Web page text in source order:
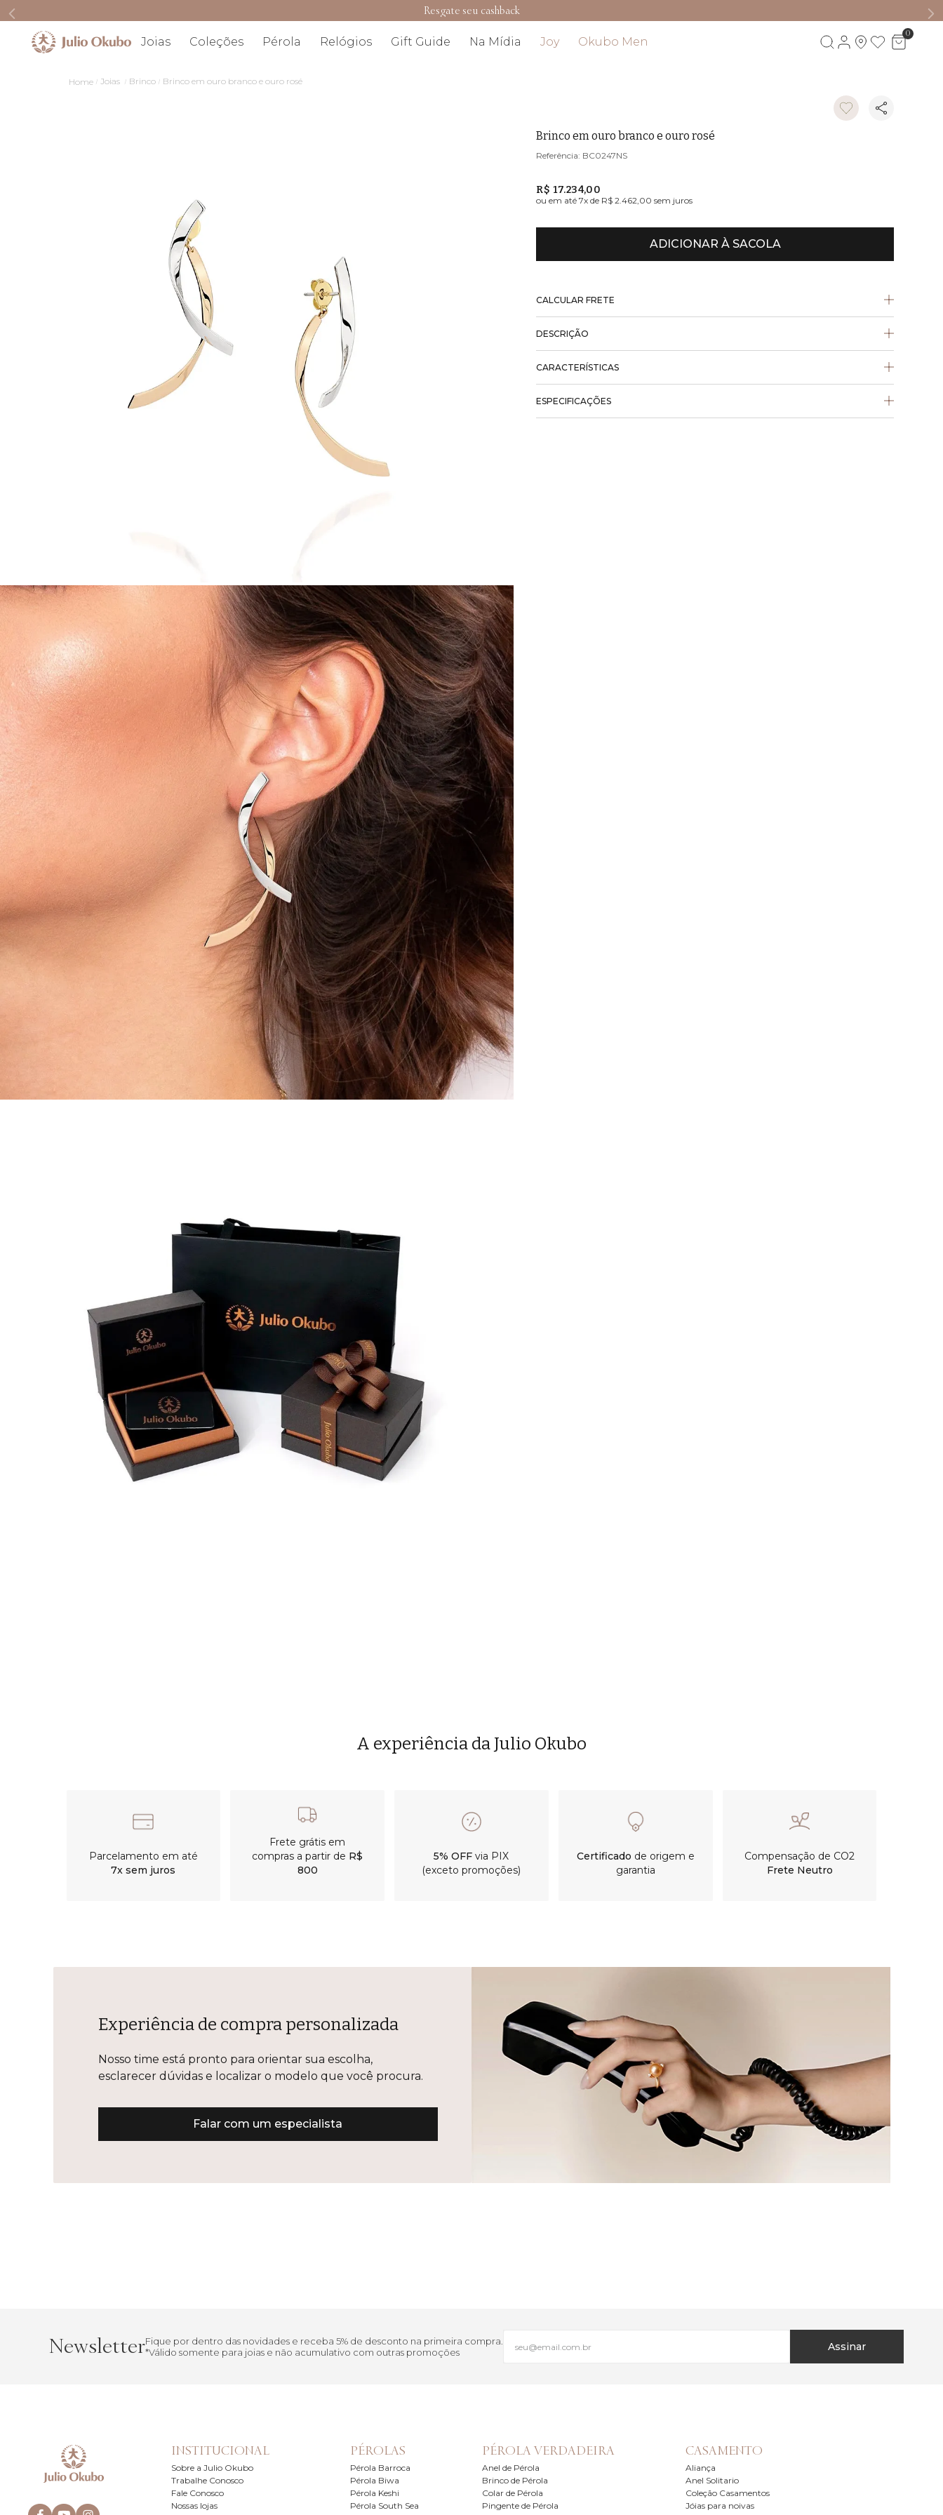
Resgate seu cashback
Joias Coleções Pérola Relógios Gift Guide Na Mídia Joy Okubo Men
0
Joias Brinco Brinco em ouro branco e ouro rosé
Brinco em ouro branco e ouro rosé
BC0247NS
R$ 17.234,00
ou em até7x de R$ 2.462,00 sem juros
ADICIONAR À SACOLA
CALCULAR FRETE
DESCRIÇÃO
CARACTERÍSTICAS
ESPECIFICAÇÕES
A experiência da Julio Okubo
Parcelamento em até
7x sem juros
Frete grátis em
compras a partir de R$
800
5% OFF via PIX
(exceto promoções)
Certificado de origem e
garantia
Compensação de CO2
Frete Neutro
Experiência de compra personalizada
Nosso time está pronto para orientar sua escolha,
esclarecer dúvidas e localizar o modelo que você procura.
Falar com um especialista
NewsletterFique por dentro das novidades e receba 5% de desconto na primeira compra.
*Válido somente para joias e não acumulativo com outras promoções
Assinar
INSTITUCIONAL
Sobre a Julio Okubo
Trabalhe Conosco
Fale Conosco
Nossas lojas
PÉROLAS
Pérola Barroca
Pérola Biwa
Pérola Keshi
Pérola South Sea
PÉROLA VERDADEIRA
Anel de Pérola
Brinco de Pérola
Colar de Pérola
Pingente de Pérola
CASAMENTO
Aliança
Anel Solitario
Coleção Casamentos
Jóias para noivas